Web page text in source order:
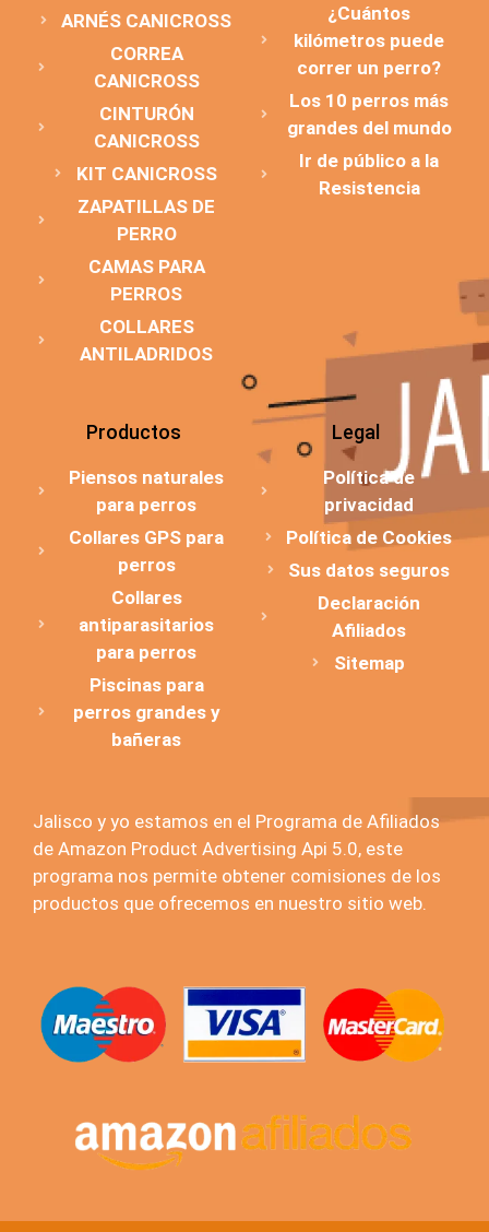
ARNÉS CANICROSS
CORREA
CANICROSS
CINTURÓN
CANICROSS
KIT CANICROSS
ZAPATILLAS DE
PERRO
CAMAS PARA
PERROS
COLLARES
ANTILADRIDOS
¿Cuántos
kilómetros puede
correr un perro?
Los 10 perros más
grandes del mundo
Ir de público a la
Resistencia
Productos
Piensos naturales
para perros
Collares GPS para
perros
Collares
antiparasitarios
para perros
Piscinas para
perros grandes y
bañeras
Legal
Política de
privacidad
Política de Cookies
Sus datos seguros
Declaración
Afiliados
Sitemap
Jalisco y yo estamos en el Programa de Afiliados
de Amazon Product Advertising Api 5.0, este
programa nos permite obtener comisiones de los
productos que ofrecemos en nuestro sitio web.